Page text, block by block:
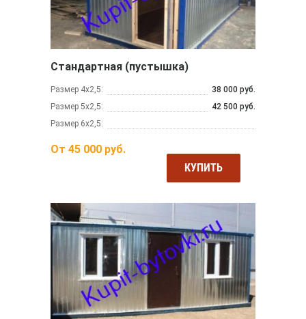
Стандартная (пустышка)
Размер 4х2,5:
38 000 руб.
Размер 5х2,5:
42 500 руб.
Размер 6х2,5:
От 45 000 руб.
КУПИТЬ